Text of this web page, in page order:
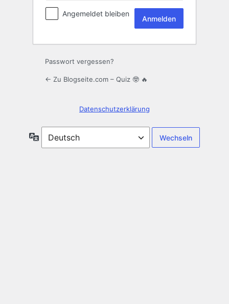
Angemeldet bleiben
Passwort vergessen?
← Zu Blogseite.com – Quiz 🤓 🔥
Datenschutzerklärung
Sprache